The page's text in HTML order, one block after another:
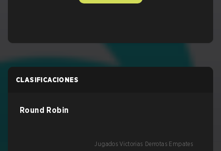
CLASIFICACIONES
Round Robin
Jugados Victorias Derrotas Empates